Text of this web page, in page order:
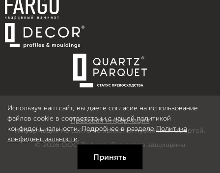
Правовая информация
Информация на сайте не является публичной офертой.
© 2026 ООО Рефлор, Все права защищены
Используя наш сайт, вы даете согласие на использование
файлов cookie в соответствии с нашей политикой
конфиденциальности. Подробнее в разделеПолитика
конфиденциальности.
Принять